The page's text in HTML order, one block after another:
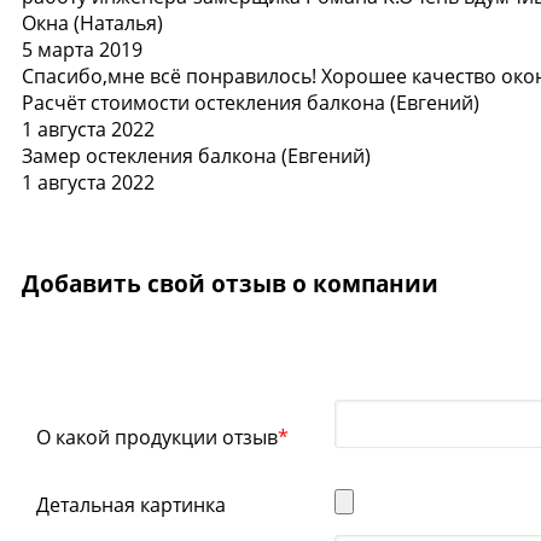
Окна (Наталья)
5 марта 2019
Спасибо,мне всё понравилось! Хорошее качество
Расчёт стоимости остекления балкона (Евгений)
1 августа 2022
Замер остекления балкона (Евгений)
1 августа 2022
Добавить свой отзыв о компании
О какой продукции отзыв*
Детальная картинка